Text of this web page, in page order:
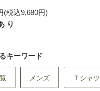
(税込9,680円)
り
キーワード
メンズ Ｔシャツ